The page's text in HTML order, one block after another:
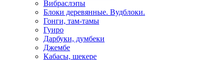
Вибраслэпы
Блоки деревянные. Вудблоки.
Гонги, там-тамы
Гуиро
Дарбуки, думбеки
Джембе
Кабасы, шекере